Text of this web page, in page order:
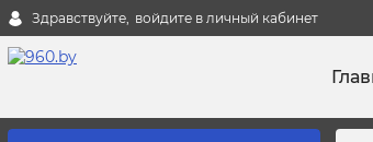
Здравствуйте, войдите в личный кабинет